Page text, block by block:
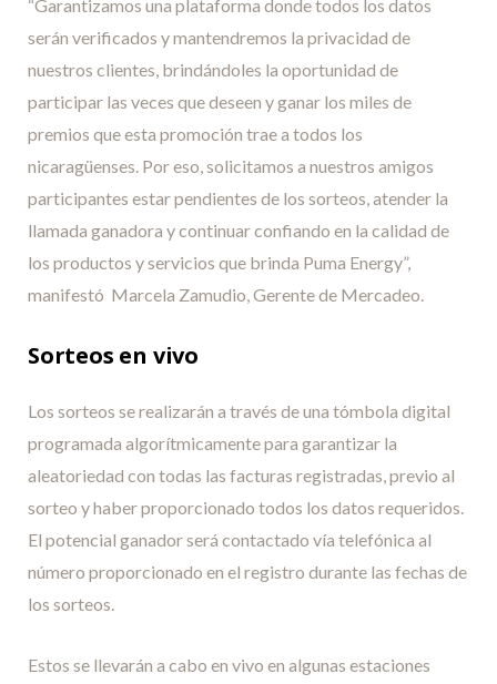
“Garantizamos una plataforma donde todos los datos
serán verificados y mantendremos la privacidad de
nuestros clientes, brindándoles la oportunidad de
participar las veces que deseen y ganar los miles de
premios que esta promoción trae a todos los
nicaragüenses. Por eso, solicitamos a nuestros amigos
participantes estar pendientes de los sorteos, atender la
llamada ganadora y continuar confiando en la calidad de
los productos y servicios que brinda Puma Energy”,
manifestó Marcela Zamudio, Gerente de Mercadeo.
Sorteos en vivo
Los sorteos se realizarán a través de una tómbola digital
programada algorítmicamente para garantizar la
aleatoriedad con todas las facturas registradas, previo al
sorteo y haber proporcionado todos los datos requeridos.
El potencial ganador será contactado vía telefónica al
número proporcionado en el registro durante las fechas de
los sorteos.
Estos se llevarán a cabo en vivo en algunas estaciones